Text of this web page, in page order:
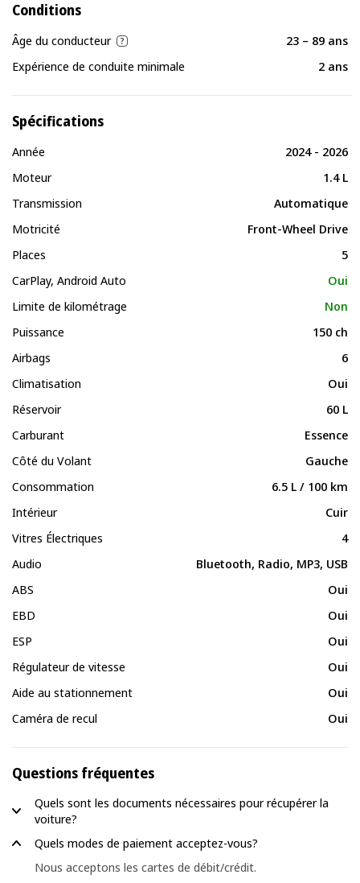
Conditions
Âge du conducteur
23 – 89 ans
Expérience de conduite minimale
2 ans
Spécifications
Année
2024 - 2026
Moteur
1.4 L
Transmission
Automatique
Motricité
Front-Wheel Drive
Places
5
CarPlay, Android Auto
Oui
Limite de kilométrage
Non
Puissance
150 ch
Airbags
6
Climatisation
Oui
Réservoir
60 L
Carburant
Essence
Côté du Volant
Gauche
Consommation
6.5 L / 100 km
Intérieur
Cuir
Vitres Électriques
4
Audio
Bluetooth, Radio, MP3, USB
ABS
Oui
EBD
Oui
ESP
Oui
Régulateur de vitesse
Oui
Aide au stationnement
Oui
Caméra de recul
Oui
Questions fréquentes
Quels sont les documents nécessaires pour récupérer la
voiture?
Quels modes de paiement acceptez-vous?
Nous acceptons les cartes de débit/crédit.